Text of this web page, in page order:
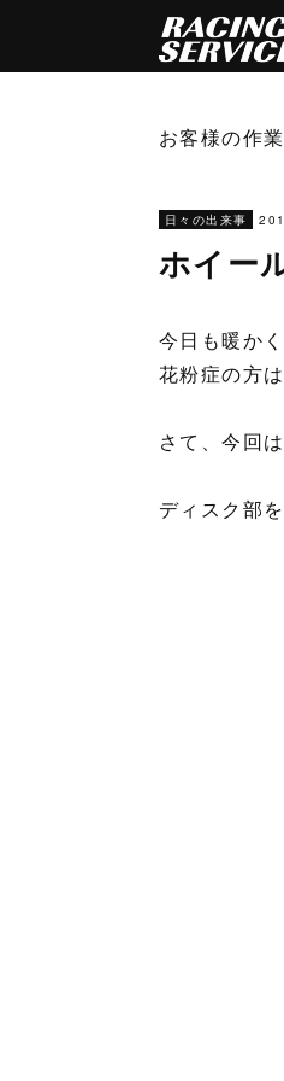
お客様の作
日々の出来事
ホイー
今日も暖か
花粉症の方
さて、今回
ディスク部